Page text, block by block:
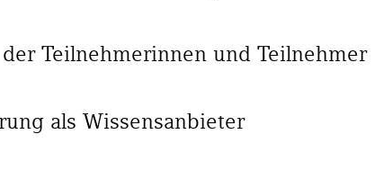
Teilnehmerinnen und Teilnehmer
als Wissensanbieter